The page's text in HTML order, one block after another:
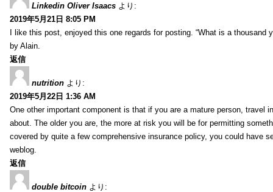
Linkedin Oliver Isaacs より:
2019年5月21日 8:05 PM
I like this post, enjoyed this one regards for posting. “What is a
by Alain.
返信
nutrition より:
2019年5月22日 1:36 AM
One other important component is that if you are a mature person, travel
about. The older you are, the more at risk you will be for permitting
covered by quite a few comprehensive insurance policy, you could have
weblog.
返信
double bitcoin より: